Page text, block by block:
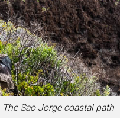
The Sao Jorge coastal path